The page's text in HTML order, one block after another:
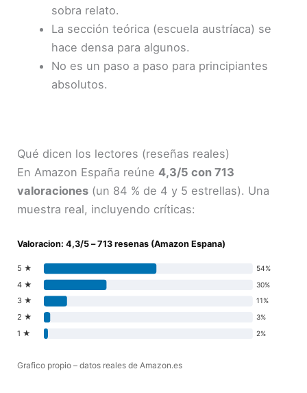
sobra relato.
La sección teórica (escuela austríaca) se
hace densa para algunos.
No es un paso a paso para principiantes
absolutos.
Qué dicen los lectores (reseñas reales)
En Amazon España reúne4,3/5 con 713
valoraciones (un 84 % de 4 y 5 estrellas). Una
muestra real, incluyendo críticas:
Valoracion: 4,3/5 – 713 resenas (Amazon Espana)
5 ★ 54%
4 ★ 30%
3 ★ 11%
2 ★ 3%
1 ★ 2%
Grafico propio – datos reales de Amazon.es